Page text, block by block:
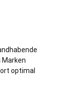
optimal